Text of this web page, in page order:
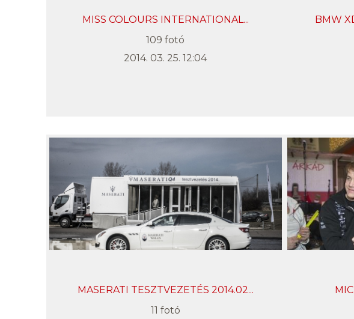
MISS COLOURS INTERNATIONAL...
109 fotó
2014. 03. 25. 12:04
BMW
MASERATI TESZTVEZETÉS 2014.02...
11 fotó